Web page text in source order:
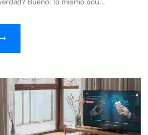
Bueno, lo mismo ocu...